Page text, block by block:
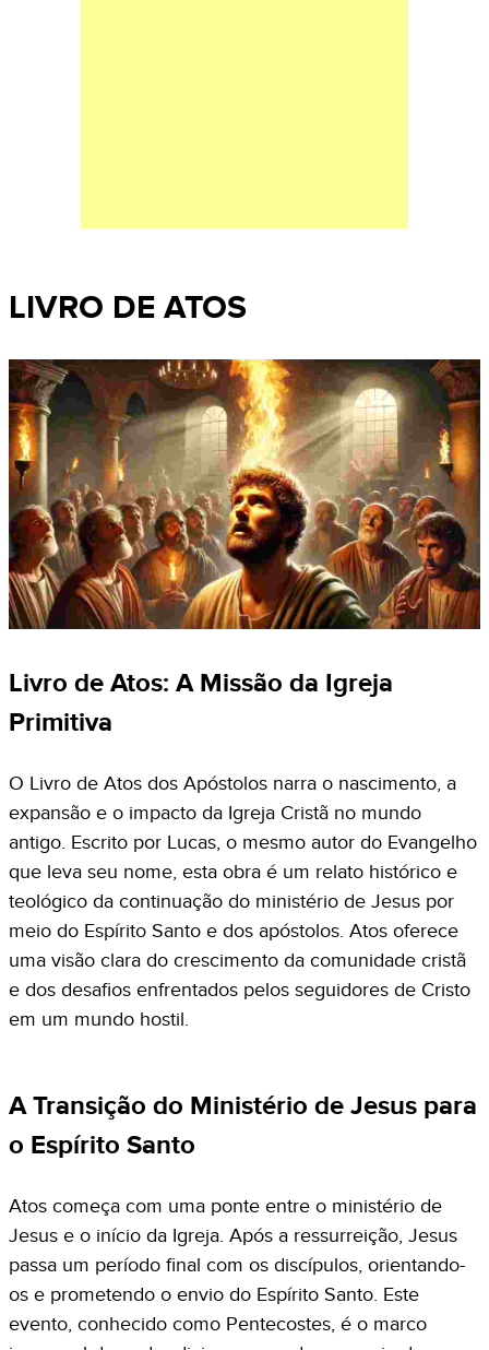
LIVRO DE ATOS
Livro de Atos: A Missão da Igreja
Primitiva
O Livro de Atos dos Apóstolos narra o nascimento, a
expansão e o impacto da Igreja Cristã no mundo
antigo. Escrito por Lucas, o mesmo autor do Evangelho
que leva seu nome, esta obra é um relato histórico e
teológico da continuação do ministério de Jesus por
meio do Espírito Santo e dos apóstolos. Atos oferece
uma visão clara do crescimento da comunidade cristã
e dos desafios enfrentados pelos seguidores de Cristo
em um mundo hostil.
A Transição do Ministério de Jesus para
o Espírito Santo
Atos começa com uma ponte entre o ministério de
Jesus e o início da Igreja. Após a ressurreição, Jesus
passa um período final com os discípulos, orientando-
os e prometendo o envio do Espírito Santo. Este
evento, conhecido como Pentecostes, é o marco